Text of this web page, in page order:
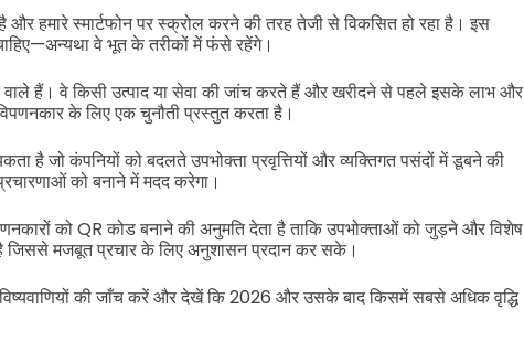
और हमारे स्मार्टफोन पर स्क्रोल करने की तरह तेजी से विकसित हो रहा है। इस
वे भूत के तरीकों में फंसे रहेंगे।
हैं। वे किसी उत्पाद या सेवा की जांच करते हैं और खरीदने से पहले इसके लाभ और
के लिए एक चुनौती प्रस्तुत करता है।
है जो कंपनियों को बदलते उपभोक्ता प्रवृत्तियों और व्यक्तिगत पसंदों में डूबने की
को बनाने में मदद करेगा।
को QR कोड बनाने की अनुमति देता है ताकि उपभोक्ताओं को जुड़ने और विशेष
मजबूत प्रचार के लिए अनुशासन प्रदान कर सके।
की जाँच करें और देखें कि 2026 और उसके बाद किसमें सबसे अधिक वृद्धि